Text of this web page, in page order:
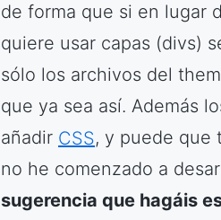
de forma que si en lugar
quiere usar capas (divs)
sólo los archivos del
que ya sea así. Además
añadir CSS, y puede que
no he comenzado a
sugerencia que hagáis